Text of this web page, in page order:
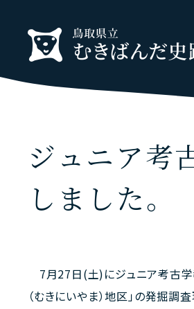
ジュニア考
しました。
7月27日(土)にジュニア考古学
（むきにいやま）地区」の発掘調